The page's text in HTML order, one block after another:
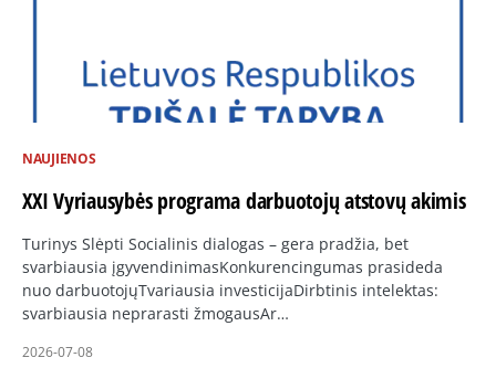
NAUJIENOS
XXI Vyriausybės programa darbuotojų atstovų akimis
Turinys Slėpti Socialinis dialogas – gera pradžia, bet
svarbiausia įgyvendinimasKonkurencingumas prasideda
nuo darbuotojųTvariausia investicijaDirbtinis intelektas:
svarbiausia neprarasti žmogausAr…
2026-07-08